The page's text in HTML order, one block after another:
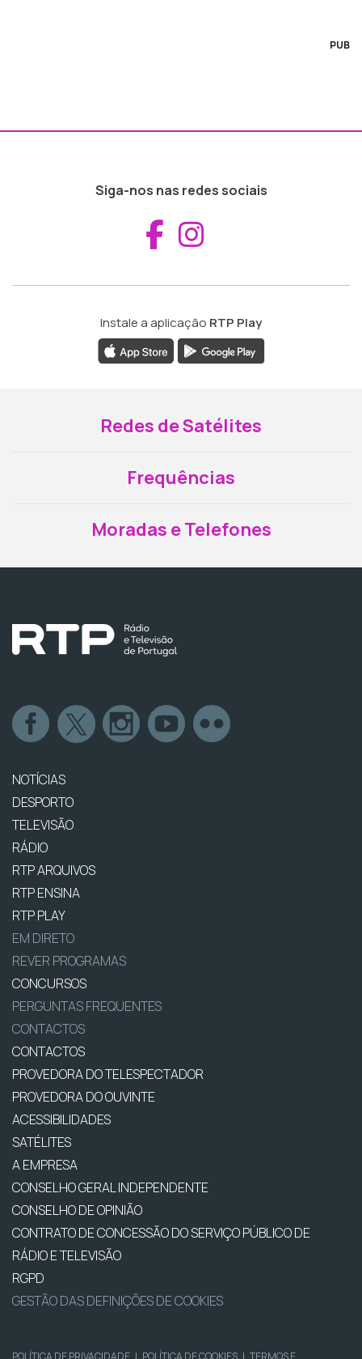
PUB
Siga-nos nas redes sociais
Aceder ao
Instale a aplicação RTP Play
Redes de Satélites
Frequências
Moradas e Telefones
NOTÍCIAS
DESPORTO
TELEVISÃO
RÁDIO
RTP ARQUIVOS
RTP ENSINA
RTP PLAY
EM DIRETO
REVER PROGRAMAS
CONCURSOS
PERGUNTAS FREQUENTES
CONTACTOS
CONTACTOS
PROVEDORA DO TELESPECTADOR
PROVEDORA DO OUVINTE
ACESSIBILIDADES
SATÉLITES
A EMPRESA
CONSELHO GERAL INDEPENDENTE
CONSELHO DE OPINIÃO
CONTRATO DE CONCESSÃO DO SERVIÇO PÚBLICO DE
RÁDIO E TELEVISÃO
RGPD
GESTÃO DAS DEFINIÇÕES DE COOKIES
POLÍTICA DE PRIVACIDADE | POLÍTICA DE COOKIES | TERMOS E